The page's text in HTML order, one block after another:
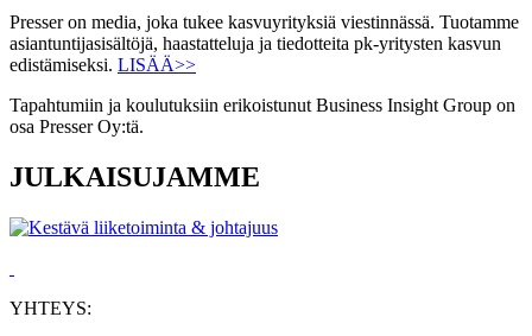
Presser on media, joka tukee kasvuyrityksiä viestinnässä. Tuotamme
asiantuntijasisältöjä, haastatteluja ja tiedotteita pk-yritysten kasvun
edistämiseksi. LISÄÄ>>
Tapahtumiin ja koulutuksiin erikoistunut Business Insight Group on
osa Presser Oy:tä.
JULKAISUJAMME
YHTEYS: